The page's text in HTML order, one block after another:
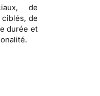
de
ciblés, de
durée et